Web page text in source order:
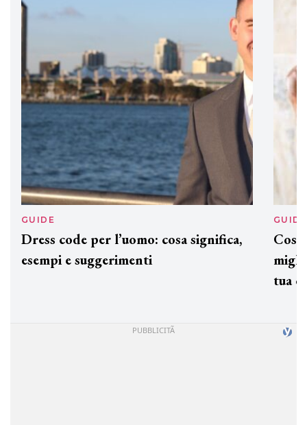
GUIDE
Dress code per l’uomo: cosa significa,
esempi e suggerimenti
GUIDE
tua